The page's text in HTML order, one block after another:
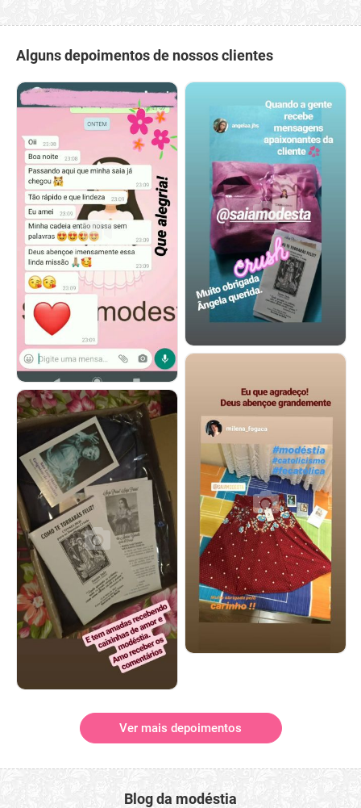
Alguns depoimentos de nossos clientes
Ver mais depoimentos
Blog da modéstia